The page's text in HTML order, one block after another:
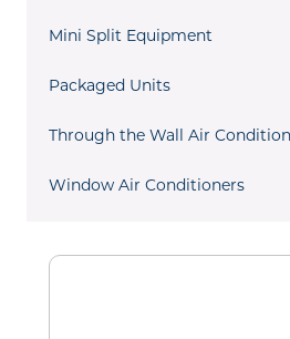
Mini Split Equipment
Packaged Units
Through the Wall Air
Window Air Conditioners